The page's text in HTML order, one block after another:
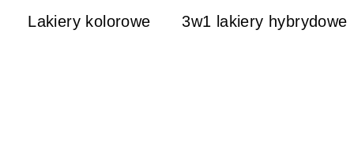
Lakiery kolorowe 3w1 lakiery hybrydowe